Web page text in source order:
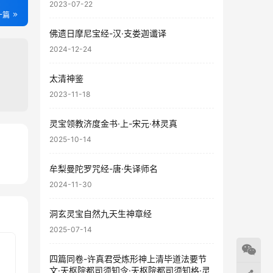
篇
2023-07-22
佛遗日摩尼宝经-汉·支娄迦谶译
2024-12-24
太清神鉴
2023-11-18
灵宝领教济度金书·上-宋元·林灵真
2025-10-14
牟梨曼陀罗咒经-唐·失译师名
2024-11-30
洞玄灵宝自然九天生神章经
2025-07-14
四篇同卷-许真君受炼形神上清毕道法要节
文·天枢院都司须知令·天枢院都司须知格·灵